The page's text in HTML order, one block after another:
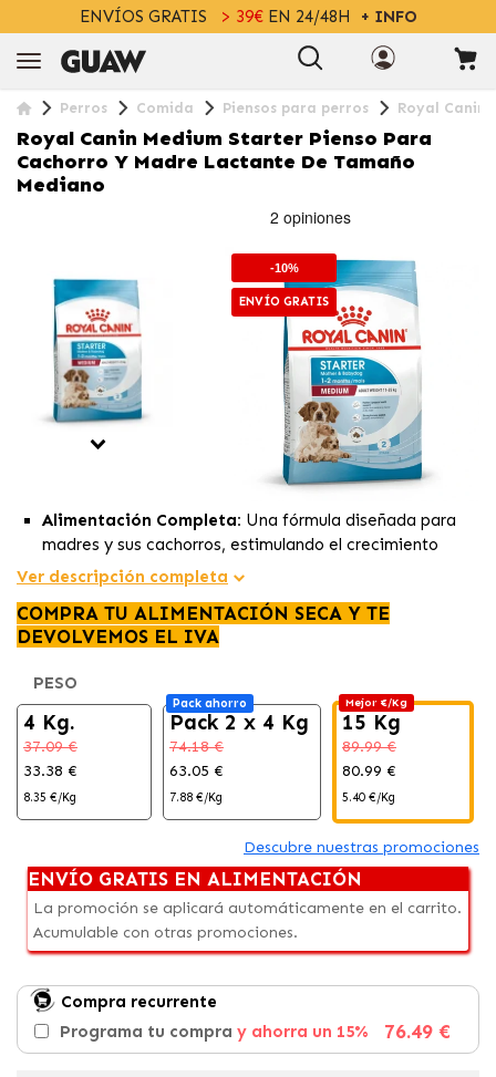
ENVÍOS GRATIS > 39€EN 24/48H + INFO
Perros Comida Piensos para perros Royal Canin
Royal Canin Medium Starter Pienso Para
Cachorro Y Madre Lactante De Tamaño
Mediano
-10%
ENVÍO GRATIS
Alimentación Completa: Una fórmula diseñada para
madres y sus cachorros, estimulando el crecimiento
óptimo de los pequeños.
Refuerzo Inmunológico:
C para fortalecer las defensas de los cachorros.
Digestión en Equilibrio:
microbiota intestinal saludable y mejorar la digestión de
los cachorros.
Ver descripción completa
COMPRA TU ALIMENTACIÓN SECA Y TE
DEVOLVEMOS EL IVA
PESO
4 Kg.
37.09 €
33.38 €
8.35 €/Kg
Pack ahorro
Pack 2 x 4 Kg
74.18 €
63.05 €
7.88 €/Kg
Mejor €/Kg
15 Kg
89.99 €
80.99 €
5.40 €/Kg
Descubre nuestras promociones
ENVÍO GRATIS EN ALIMENTACIÓN
La promoción se aplicará automáticamente en el carrito.
Acumulable con otras promociones.
Compra recurrente
Programa tu compra y ahorra un 15% 76.49 €